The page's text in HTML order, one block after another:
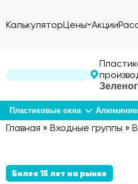
КалькуляторЦены Акции
Пластиковые окна
Главная » Входные группы »
Более 15 лет на рынке